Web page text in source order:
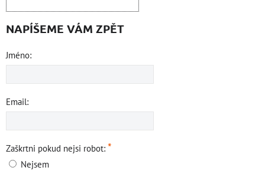
NAPÍŠEME VÁM ZPĚT
Jméno:
Email:
Zaškrtni pokud nejsi robot: *
Nejsem